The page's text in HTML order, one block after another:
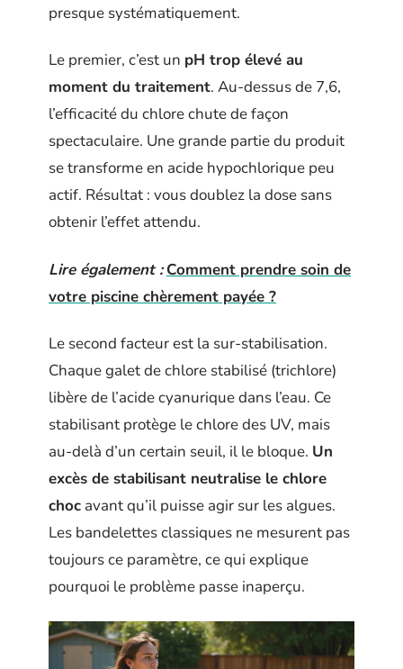
presque systématiquement.
Le premier, c’est un pH trop élevé au
moment du traitement. Au-dessus de 7,6,
l’efficacité du chlore chute de façon
spectaculaire. Une grande partie du produit
se transforme en acide hypochlorique peu
actif. Résultat : vous doublez la dose sans
obtenir l’effet attendu.
Lire également : Comment prendre soin de
votre piscine chèrement payée ?
Le second facteur est la sur-stabilisation.
Chaque galet de chlore stabilisé (trichlore)
libère de l’acide cyanurique dans l’eau. Ce
stabilisant protège le chlore des UV, mais
au-delà d’un certain seuil, il le bloque. Un
excès de stabilisant neutralise le chlore
choc avant qu’il puisse agir sur les algues.
Les bandelettes classiques ne mesurent pas
toujours ce paramètre, ce qui explique
pourquoi le problème passe inaperçu.